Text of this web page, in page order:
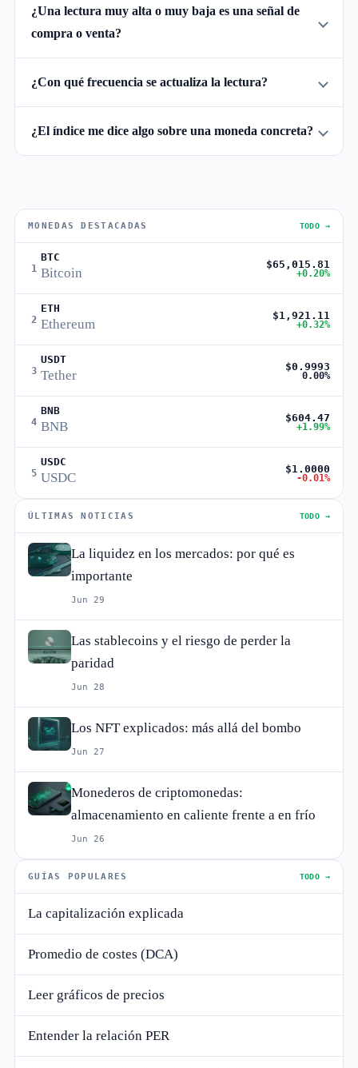
¿Una lectura muy alta o muy baja es una señal de
compra o venta?
¿Con qué frecuencia se actualiza la lectura?
¿El índice me dice algo sobre una moneda concreta?
MONEDAS DESTACADAS TODO →
1
BTC
Bitcoin
$65,015.81
+0.20%
2
ETH
Ethereum
$1,921.11
+0.32%
3
USDT
Tether
$0.9993
0.00%
4
BNB
BNB
$604.47
+1.99%
5
USDC
USDC
$1.0000
-0.01%
ÚLTIMAS NOTICIAS TODO →
La liquidez en los mercados: por qué es
importante
Jun 29
Las stablecoins y el riesgo de perder la
paridad
Jun 28
Los NFT explicados: más allá del bombo
Jun 27
Monederos de criptomonedas:
almacenamiento en caliente frente a en frío
Jun 26
GUÍAS POPULARES TODO →
La capitalización explicada
Promedio de costes (DCA)
Leer gráficos de precios
Entender la relación PER